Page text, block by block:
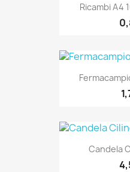
Ricambi A4
Candela